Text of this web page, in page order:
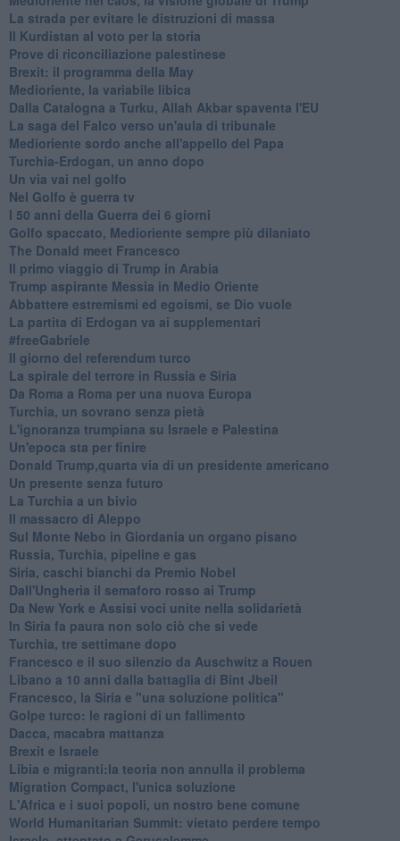
La strada per evitare le distruzioni di massa
Il Kurdistan al voto per la storia
Prove di riconciliazione palestinese
Brexit: il programma della May
Medioriente, la variabile libica
Dalla Catalogna a Turku, Allah Akbar spaventa l'EU
La saga del Falco verso un'aula di tribunale
Medioriente sordo anche all'appello del Papa
Turchia-Erdogan, un anno dopo
Un via vai nel golfo
Nel Golfo è guerra tv
I 50 anni della Guerra dei 6 giorni
Golfo spaccato, Medioriente sempre più dilaniato
The Donald meet Francesco
Il primo viaggio di Trump in Arabia
Trump aspirante Messia in Medio Oriente
Abbattere estremismi ed egoismi, se Dio vuole
La partita di Erdogan va ai supplementari
#freeGabriele
Il giorno del referendum turco
La spirale del terrore in Russia e Siria
Da Roma a Roma per una nuova Europa
Turchia, un sovrano senza pietà
L'ignoranza trumpiana su Israele e Palestina
Un'epoca sta per finire
Donald Trump,quarta via di un presidente americano
Un presente senza futuro
La Turchia a un bivio
Il massacro di Aleppo
Sul Monte Nebo in Giordania un organo pisano
Russia, Turchia, pipeline e gas
Siria, caschi bianchi da Premio Nobel
Dall'Ungheria il semaforo rosso ai Trump
Da New York e Assisi voci unite nella solidarietà
In Siria fa paura non solo ciò che si vede
Turchia, tre settimane dopo
Francesco e il suo silenzio da Auschwitz a Rouen
Libano a 10 anni dalla battaglia di Bint Jbeil
Francesco, la Siria e "una soluzione politica"
Golpe turco: le ragioni di un fallimento
Dacca, macabra mattanza
Brexit e Israele
Libia e migranti:la teoria non annulla il problema
Migration Compact, l'unica soluzione
L'Africa e i suoi popoli, un nostro bene comune
World Humanitarian Summit: vietato perdere tempo